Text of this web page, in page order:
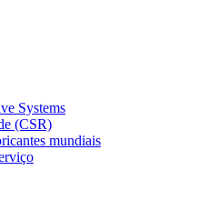
Systems
(CSR)
mundiais